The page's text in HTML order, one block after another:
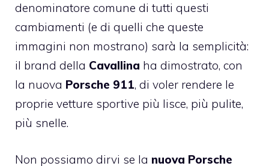
denominatore comune di tutti questi
cambiamenti (e di quelli che queste
immagini non mostrano) sarà la semplicità:
il brand della Cavallina ha dimostrato, con
la nuova Porsche 911, di voler rendere le
proprie vetture sportive più lisce, più pulite,
più snelle.
Non possiamo dirvi se la nuova Porsche